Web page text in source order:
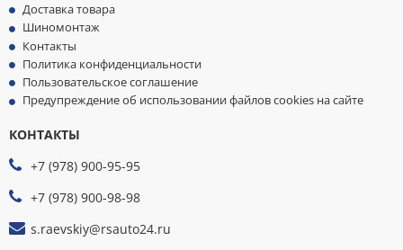
Доставка товара
Шиномонтаж
Контакты
Политика конфиденциальности
Пользовательское соглашение
Предупреждение об использовании файлов cookies на сайте
КОНТАКТЫ
+7 (978) 900-95-95
+7 (978) 900-98-98
s.raevskiy@rsauto24.ru